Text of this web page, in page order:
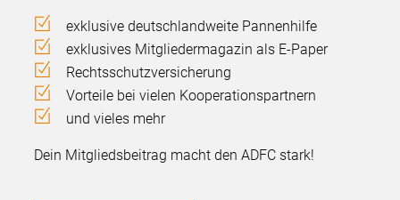
exklusive deutschlandweite Pannenhilfe
exklusives Mitgliedermagazin als E-Paper
Rechtsschutzversicherung
Vorteile bei vielen Kooperationspartnern
und vieles mehr
Dein Mitgliedsbeitrag macht den ADFC stark!